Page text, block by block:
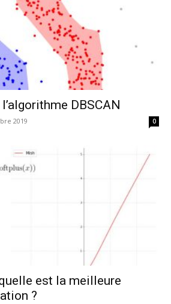
DBSCAN
2019 0
est la meilleure
?